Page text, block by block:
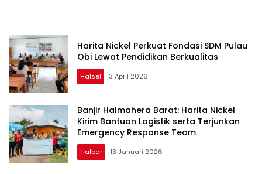
Harita Nickel Perkuat Fondasi SDM Pulau
Obi Lewat Pendidikan Berkualitas
Halsel 3 April 2026
Banjir Halmahera Barat: Harita Nickel
Kirim Bantuan Logistik serta Terjunkan
Emergency Response Team
Halbar 13 Januari 2026